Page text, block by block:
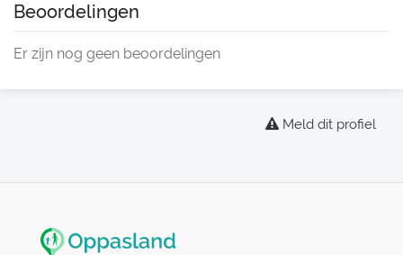
Beoordelingen
Er zijn nog geen beoordelingen
Meld dit profiel